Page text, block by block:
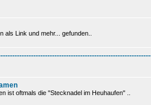
als Link und mehr... gefunden..
ist oftmals die "Stecknadel im Heuhaufen" ..